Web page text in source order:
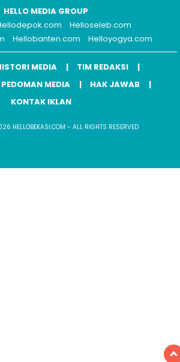
HELLO MEDIA GROUP
Helloseleb.com
Hellobanten.com Helloyogya.com
MEDIA
TIM REDAKSI
PEDOMAN MEDIA
HAK JAWAB
KONTAK IKLAN
HELLOBEKASI.COM - ALL RIGHTS RESERVED